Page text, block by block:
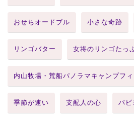
おせちオードブル 小さな奇跡
リンゴバター 女将のリンゴたっ
内山牧場・荒船パノラマキャンプフ
季節が速い 支配人の心 パピ